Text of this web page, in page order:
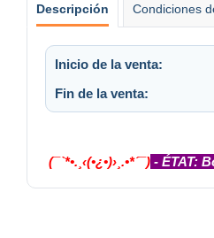
Descripción Condiciones
Inicio de la venta:
Fin de la venta:
(¯`*•.¸‹(•¿•)›¸.•*´¯) - ÉTAT: